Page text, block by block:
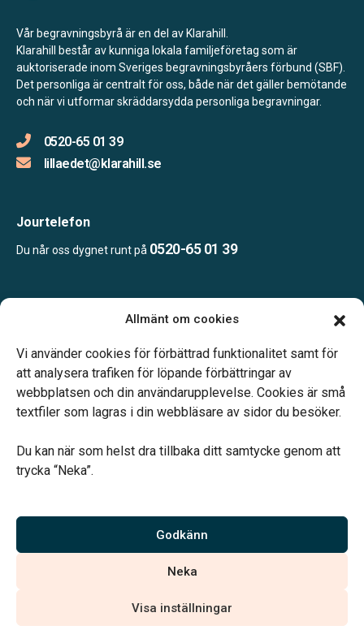
Allmänt om cookies
Vi använder cookies för förbättrad funktionalitet samt för
att analysera trafiken för löpande förbättringar av
webbplatsen och din användarupplevelse. Cookies är små
textfiler som lagras i din webbläsare av sidor du besöker.
Du kan när som helst dra tillbaka ditt samtycke genom att
trycka “Neka”.
Godkänn
Neka
Visa inställningar
Vår begravningsbyrå är en del av Klarahill.
Klarahill består av kunniga lokala familjeföretag som är
auktoriserade inom Sveriges begravningsbyråers förbund (SBF).
Det personliga är centralt för oss, både när det gäller bemötande
och när vi utformar skräddarsydda personliga begravningar.
0520-65 01 39
lillaedet@klarahill.se
Jourtelefon
Du når oss dygnet runt på 0520-65 01 39
Telefonjour dygnet runt.
Vårt systerbolag Verahill hjälper dig med familjejuridiken –
Vi är auktoriserade av Sveriges Begravningsbyråers Förbund och
har högt ställda krav på utbildning, kvalitet, miljö och arbetsmiljö.